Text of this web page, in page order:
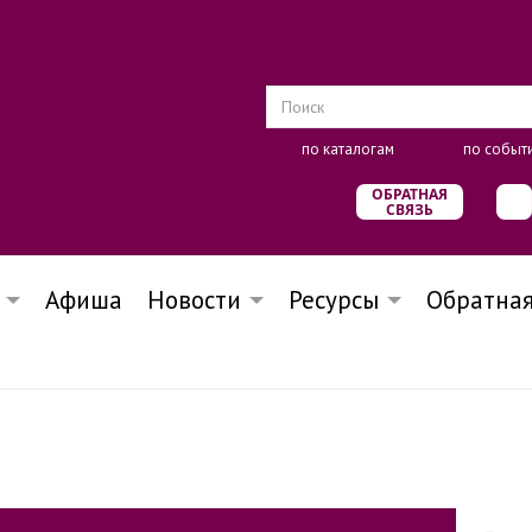
по каталогам по
ОБРАТНАЯ
СВЯЗЬ
Афиша Новости Ресурсы